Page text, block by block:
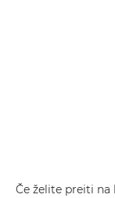
Če želite preiti na